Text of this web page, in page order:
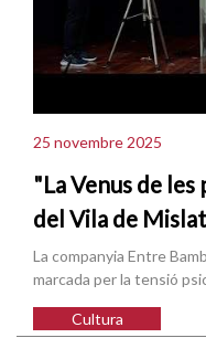
25 novembre 2025
"La Venus de
del Vila de
La companyia Entre
marcada per la tensió
Cultura